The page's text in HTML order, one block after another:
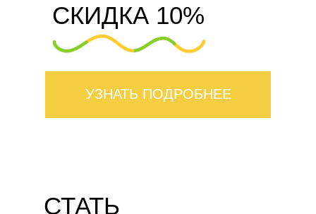
СКИДКА 10%
УЗНАТЬ ПОДРОБНЕЕ
СТАТЬ